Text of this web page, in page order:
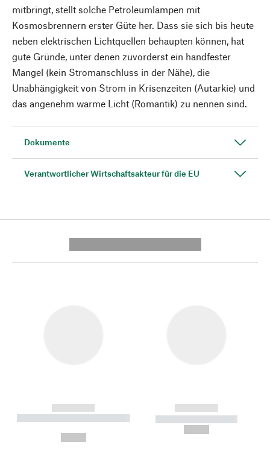
mitbringt, stellt solche Petroleumlampen mit
Kosmosbrennern erster Güte her. Dass sie sich bis heute
neben elektrischen Lichtquellen behaupten können, hat
gute Gründe, unter denen zuvorderst ein handfester
Mangel (kein Stromanschluss in der Nähe), die
Unabhängigkeit von Strom in Krisenzeiten (Autarkie) und
das angenehm warme Licht (Romantik) zu nennen sind.
Dokumente
Verantwortlicher Wirtschaftsakteur für die EU
------------
----------- ----------- --------
------------
----------- -----------